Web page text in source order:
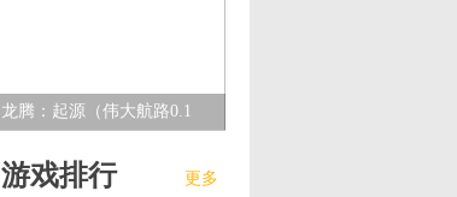
龙腾：起源（伟大航路0.1
游戏排行 更多